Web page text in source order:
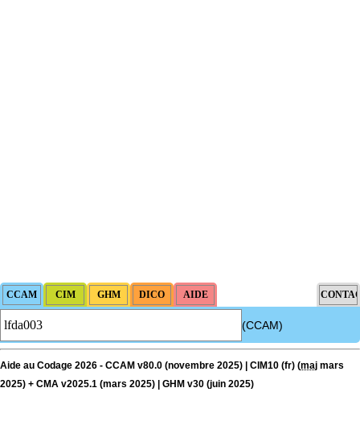
(CCAM)
Aide au Codage 2026 - CCAM v80.0 (novembre 2025) | CIM10 (fr) (maj mars
2025) + CMA v2025.1 (mars 2025) | GHM v30 (juin 2025)